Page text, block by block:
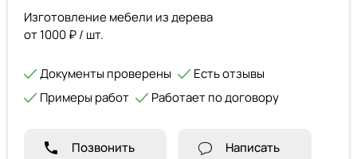
Изготовление мебели из дерева
от 1000 ₽ / шт.
Документы проверены
Есть отзывы
Примеры работ
Работает по договору
Позвонить Написать